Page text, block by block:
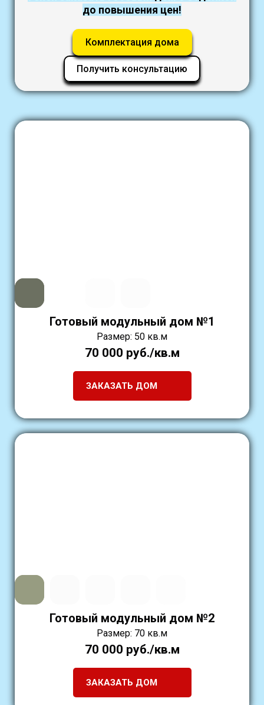
до повышения цен!
Комплектация дома
Получить консультацию
Готовый модульный дом №1
Размер: 50 кв.м
70 000 руб./кв.м
ЗАКАЗАТЬ ДОМ
Готовый модульный дом №2
Размер: 70 кв.м
70 000 руб./кв.м
ЗАКАЗАТЬ ДОМ